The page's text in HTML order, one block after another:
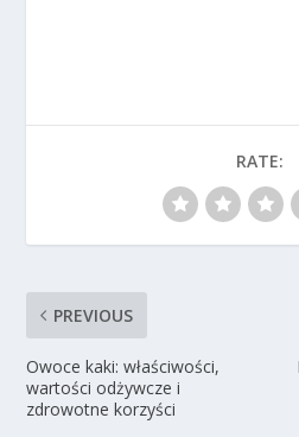
RATE:
PREVIOUS
Owoce kaki: właściwości,
wartości odżywcze i
zdrowotne korzyści